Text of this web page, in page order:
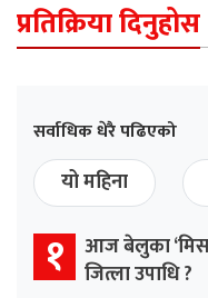
प्रतिक्रिया दिनुहोस
सर्वाधिक धेरै पढिएको
यो महिना
१ आज बेलुका ‘मिस
जित्ला उपाधि ?